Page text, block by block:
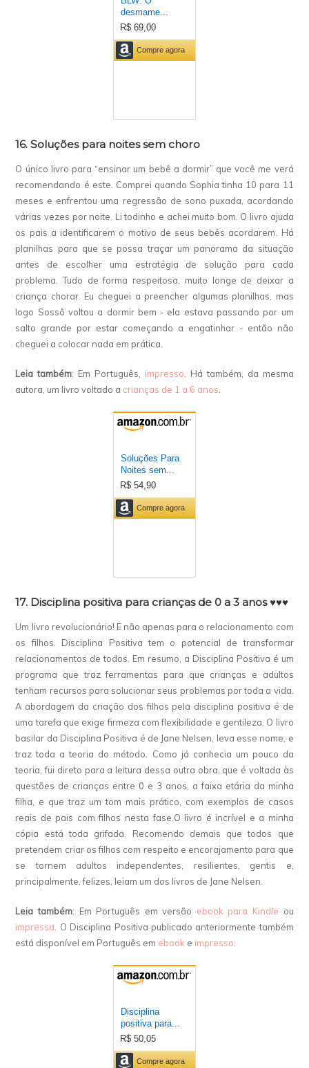
16. Soluções para noites sem choro
O único livro para “ensinar um bebê a dormir” que você me verá
recomendando é este. Comprei quando Sophia tinha 10 para 11
meses e enfrentou uma regressão de sono puxada, acordando
várias vezes por noite. Li todinho e achei muito bom. O livro ajuda
os pais a identificarem o motivo de seus bebês acordarem. Há
planilhas para que se possa traçar um panorama da situação
antes de escolher uma estratégia de solução para cada
problema. Tudo de forma respeitosa, muito longe de deixar a
criança chorar. Eu cheguei a preencher algumas planilhas, mas
logo Sossô voltou a dormir bem - ela estava passando por um
salto grande por estar começando a engatinhar - então não
cheguei a colocar nada em prática.
Leia também: Em Português, impresso . Há também, da mesma
autora, um livro voltado a crianças de 1 a 6 anos
17. Disciplina positiva para crianças de 0 a 3 anos ♥♥♥
Um livro revolucionário! E não apenas para o relacionamento com
os filhos. Disciplina Positiva tem o potencial de transformar
relacionamentos de todos. Em resumo, a Disciplina Positiva é um
programa que traz ferramentas para que crianças e adultos
tenham recursos para solucionar seus problemas por toda a vida.
A abordagem da criação dos filhos pela disciplina positiva é de
uma tarefa que exige firmeza com flexibilidade e gentileza. O livro
basilar da Disciplina Positiva é de Jane Nelsen, leva esse nome, e
traz toda a teoria do método. Como já conhecia um pouco da
teoria, fui direto para a leitura dessa outra obra, que é voltada às
questões de crianças entre 0 e 3 anos, a faixa etária da minha
filha, e que traz um tom mais prático, com exemplos de casos
reais de pais com filhos nesta fase.O livro é incrível e a minha
cópia está toda grifada. Recomendo demais que todos que
pretendem criar os filhos com respeito e encorajamento para que
se tornem adultos independentes, resilientes, gentis e,
principalmente, felizes, leiam um dos livros de Jane Nelsen.
Leia também: Em Português em versão ebook para Kindle ou
impressa . O Disciplina Positiva publicado anteriormente também
está disponível em Português em ebook e impresso